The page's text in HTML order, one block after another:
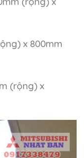
x 800mm
(rộng) x